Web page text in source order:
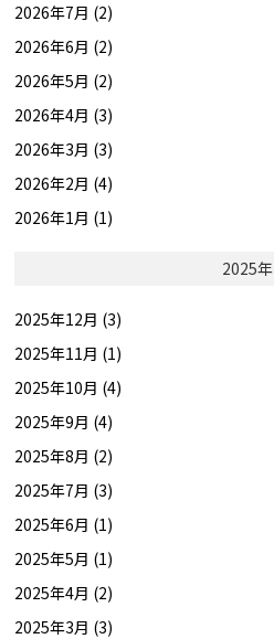
2026年7月 (2)
2026年6月 (2)
2026年5月 (2)
2026年4月 (3)
2026年3月 (3)
2026年2月 (4)
2026年1月 (1)
2025年
2025年12月 (3)
2025年11月 (1)
2025年10月 (4)
2025年9月 (4)
2025年8月 (2)
2025年7月 (3)
2025年6月 (1)
2025年5月 (1)
2025年4月 (2)
2025年3月 (3)